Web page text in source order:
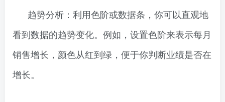
趋势分析：利用色阶或数据条，你可以直观地
看到数据的趋势变化。例如，设置色阶来表示每月
销售增长，颜色从红到绿，便于你判断业绩是否在
增长。